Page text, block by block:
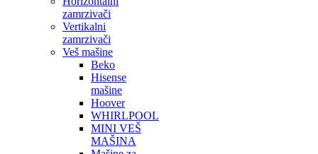
zamrzivači
Vertikalni
zamrzivači
Veš mašine
Beko
Hisense
mašine
Hoover
WHIRLPOOL
MINI VEŠ
MAŠINA